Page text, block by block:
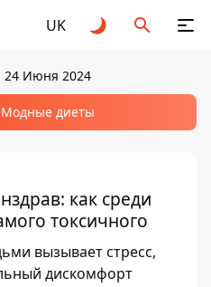
UK
24 Июня 2024
Модные диеты
как среди
токсичного
вызывает стресс,
дискомфорт